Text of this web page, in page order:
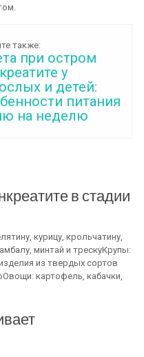
также:
при остром
у
и детей:
питания
на неделю
в стадии
курицу, крольчатину,
минтай и трескуКрупы:
из твердых сортов
картофель, кабачки,